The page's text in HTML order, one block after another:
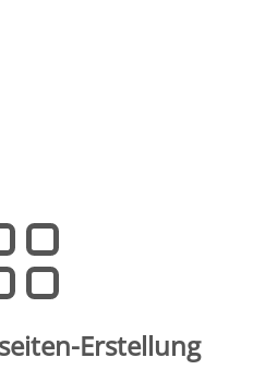
Erstellung